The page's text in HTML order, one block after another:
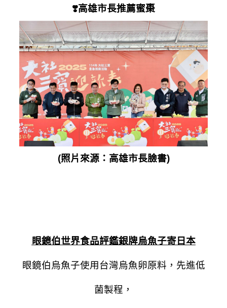
❣️高雄市長推薦蜜棗
(照片來源：高雄市長臉書)
眼鏡伯世界食品評鑑銀牌烏魚子寄日本
眼鏡伯烏魚子使用台灣烏魚卵原料，先進低
菌製程，